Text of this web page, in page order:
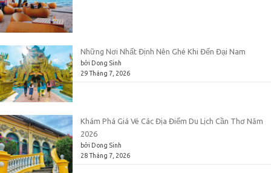
Những Nơi Nhất Định Nên Ghé Khi Đến Đại Nam
bởi Dong Sinh
29 Tháng 7, 2026
Khám Phá Giá Vé Các Địa Điểm Du Lịch Cần Thơ Năm
2026
bởi Dong Sinh
28 Tháng 7, 2026